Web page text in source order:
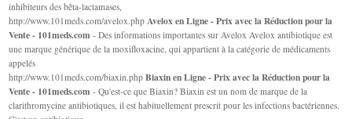
inhibiteurs des bêta-lactamases,
http://www.101meds.com/avelox.phpAvelox en Ligne - Prix avec la Réduction pour la
Vente - 101meds.com - Des informations importantes sur Avelox Avelox antibiotique est
une marque générique de la moxifloxacine, qui appartient à la catégorie de médicaments
appelés
http://www.101meds.com/biaxin.phpBiaxin en Ligne - Prix avec la Réduction pour la
Vente - 101meds.com - Qu'est-ce que Biaxin? Biaxin est un nom de marque de la
clarithromycine antibiotiques, il est habituellement prescrit pour les infections bactériennes.